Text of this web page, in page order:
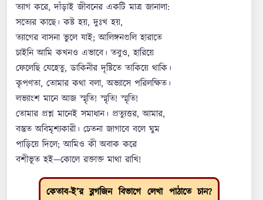
ত্যাগ করে, দাঁড়াই জীবনের একটি মাত্র জানালা:
সত্যের কাছে। কষ্ট হয়, দুঃখ হয়,
ত্যাগের বাসনা ভুলে যাই; আলিঙ্গনগুলি হারাতে
চাইনি আমি কখনও এভাবে। তবুও, হারিয়ে
ফেলেছি যেহেতু, ডাকিনীর দৃষ্টিতে তাকিয়ে থাকি।
কৃপণতা, তোমার কথা বলা, অভ্যাসে পরিলক্ষিত।
লভ্যাংশ মানে আজ স্মৃতি! স্মৃতি! স্মৃতি!
তোমার প্রশ্ন মানেই সমাধান। প্রত্যুত্তর, আমার,
বস্তুত অবিমৃশ্যকারী। চেতনা জাগাবে বলে ঘুম
পাড়িয়ে দিলে; আমিও কী অবাক করে
বশীভূত হই—কোলে রক্তাক্ত মাথা রাখি!
কেতাব-ই’র ব্লগজিন বিভাগে লেখা পাঠাতে চান?